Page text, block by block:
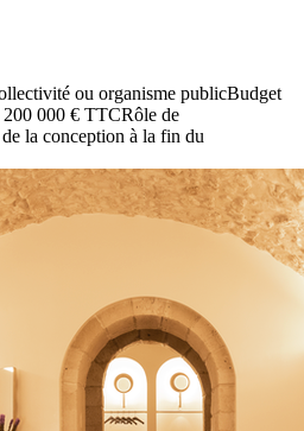
ou organisme publicBudget
000 € TTCRôle de
la conception à la fin du